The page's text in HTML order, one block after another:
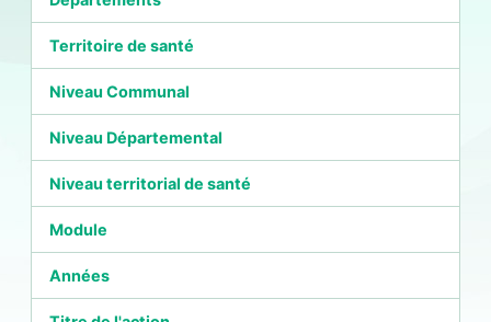
Territoire de santé
Niveau Communal
Niveau Départemental
Niveau territorial de santé
Module
Années